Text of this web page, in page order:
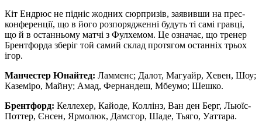
Кіт Ендрюс не підніс жодних сюрпризів, заявивши на прес-
конференції, що в його розпорядженні будуть ті самі гравці,
що й в останньому матчі з Фулхемом. Це означає, що тренер
Брентфорда зберіг той самий склад протягом останніх трьох
ігор.
Манчестер Юнайтед: Ламменс; Далот, Магуайр, Хевен, Шоу;
Каземіро, Майну; Амад, Фернандеш, Мбеумо; Шешко.
Брентфорд: Келлехер, Кайоде, Коллінз, Ван ден Берг, Льюїс-
Поттер, Єнсен, Ярмолюк, Дамсгор, Шаде, Тьяго, Уаттара.